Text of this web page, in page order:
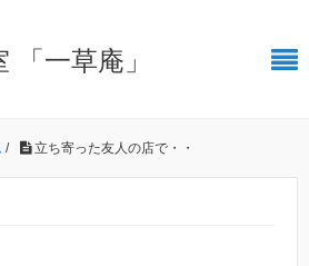
「一草庵」
/ 立ち寄った友人の店で・・